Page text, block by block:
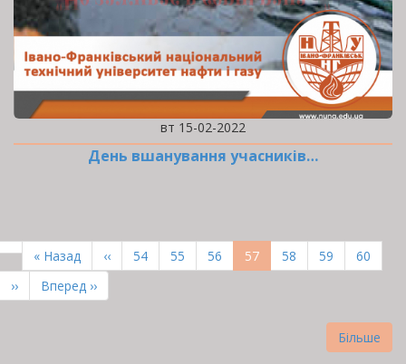
вт 15-02-2022
День вшанування учасників…
НА
СТОРІНКИ
Перша
сторінка
« Назад
Попередня
сторінка
‹‹ Page
54 Page
55 Page
56
Поточна
сторінка
57 Page
58 Page
59 Page
60
Наступна
сторінка
››
Остання
сторінка
Вперед ››
Більше